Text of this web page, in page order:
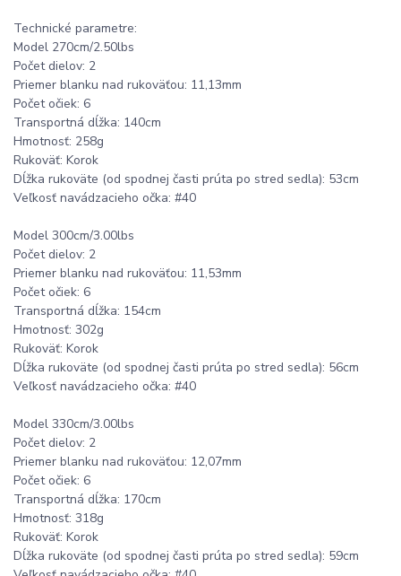
Technické parametre:
Model 270cm/2.50lbs
Počet dielov: 2
Priemer blanku nad rukoväťou: 11,13mm
Počet očiek: 6
Transportná dĺžka: 140cm
Hmotnosť: 258g
Rukoväť: Korok
Dĺžka rukoväte (od spodnej časti prúta po stred sedla): 53cm
Veľkosť navádzacieho očka: #40
Model 300cm/3.00lbs
Počet dielov: 2
Priemer blanku nad rukoväťou: 11,53mm
Počet očiek: 6
Transportná dĺžka: 154cm
Hmotnosť: 302g
Rukoväť: Korok
Dĺžka rukoväte (od spodnej časti prúta po stred sedla): 56cm
Veľkosť navádzacieho očka: #40
Model 330cm/3.00lbs
Počet dielov: 2
Priemer blanku nad rukoväťou: 12,07mm
Počet očiek: 6
Transportná dĺžka: 170cm
Hmotnosť: 318g
Rukoväť: Korok
Dĺžka rukoväte (od spodnej časti prúta po stred sedla): 59cm